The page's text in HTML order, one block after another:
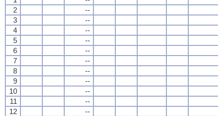
2
--
3
--
4
--
5
--
6
--
7
--
8
--
9
--
10
--
11
--
12
--
2
--
3
--
4
--
5
--
6
--
7
--
8
--
9
--
10
--
11
--
12
--
2
--
3
--
4
--
5
--
6
--
7
--
8
--
9
--
10
--
11
--
12
--
2
--
3
--
4
--
5
--
6
--
7
--
8
--
9
--
10
--
11
--
12
--